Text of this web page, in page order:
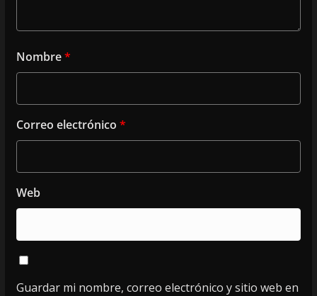
Nombre*
Correo electrónico *
Web
Guardar mi nombre, correo electrónico y sitio web en